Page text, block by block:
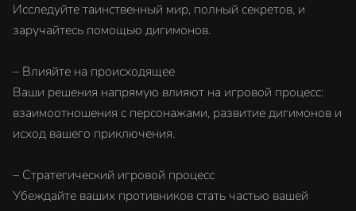
Исследуйте таинственный мир, полный секретов, и
заручайтесь помощью дигимонов.
– Влияйте на происходящее
Ваши решения напрямую влияют на игровой процесс:
взаимоотношения с персонажами, развитие дигимонов и
исход вашего приключения.
– Стратегический игровой процесс
Убеждайте ваших противников стать частью вашей